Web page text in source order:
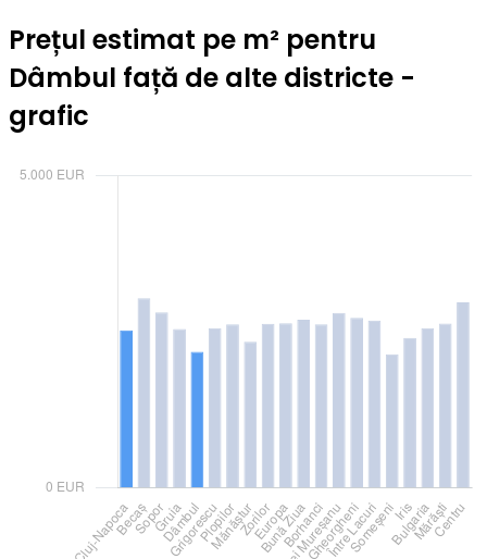
Prețul estimat pe m² pentru
Dâmbul față de alte districte -
grafic